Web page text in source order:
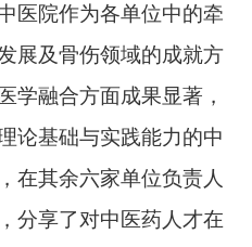
医院作为各单位中的牵
展及骨伤领域的成就方
学融合方面成果显著，
论基础与实践能力的中
在其余六家单位负责人
分享了对中医药人才在